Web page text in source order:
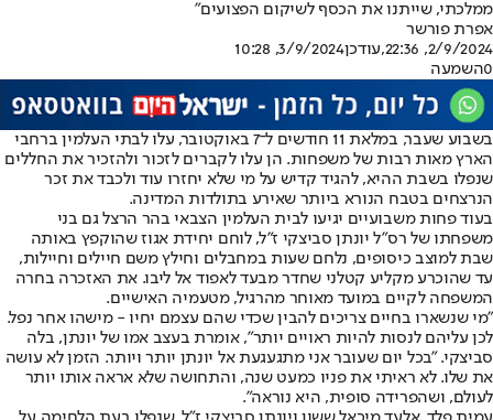
ממלכתי, שייתנו את הכסף לשיקום הפצועים"
אפרת פורשר
2/9/2024, 22:36
,עודכן3/9/2024, 10:28
0השמעה
בשבוע שעבר, במלאת 11 חודשים ל־7 באוקטובר, עלו לבתי העלמין ברחבי
הארץ מאות רבות של משפחות. הן עלו לקברים לזכור ולהזכיר את החללים
שנפלו בשבת ההיא, להגיד קדיש על מי שלא יחזרו עוד ולכבד את זכר
הנרצחים בטבח הנורא ביותר שאירע בתולדות המדינה.
בעוד פחות משבועיים יגיעו לבית העלמין הצבאי בהר הרצל גם בני
משפחתו של רס"ל יונתן סביצקי ז"ל, לוחם יחידת אגוז שהוקפץ באותה
שבת למוצב כיסופים, נלחם שעות במחבלים וחילץ משם חיילים וחיילות,
עד שהוכרע מקליע קטלני שחדר מבעד לאפוד אל ליבו. את האזכרה בחרה
המשפחה לקיים במועד מאוחר מהרגיל, מטעמיה האישיים.
"מי שנשארו בחיים צריכים להבין שכדי שהם עצמם יחיו - מישהו אחר נפל.
לכן עליהם לנסות להיות ראויים יותר", אומרת בעצב אמו של יונתן, בלה
סביצקי. "בכל יום שעובר אני מתגעגעת אל יונתן יותר ויותר. הזמן לא עושה
את שלו. לא ראיתי את פניו כמעט שנה, והתחושה שלא אראה אותו יותר
לעולם, ושהפרידה סופית, היא נוראה".